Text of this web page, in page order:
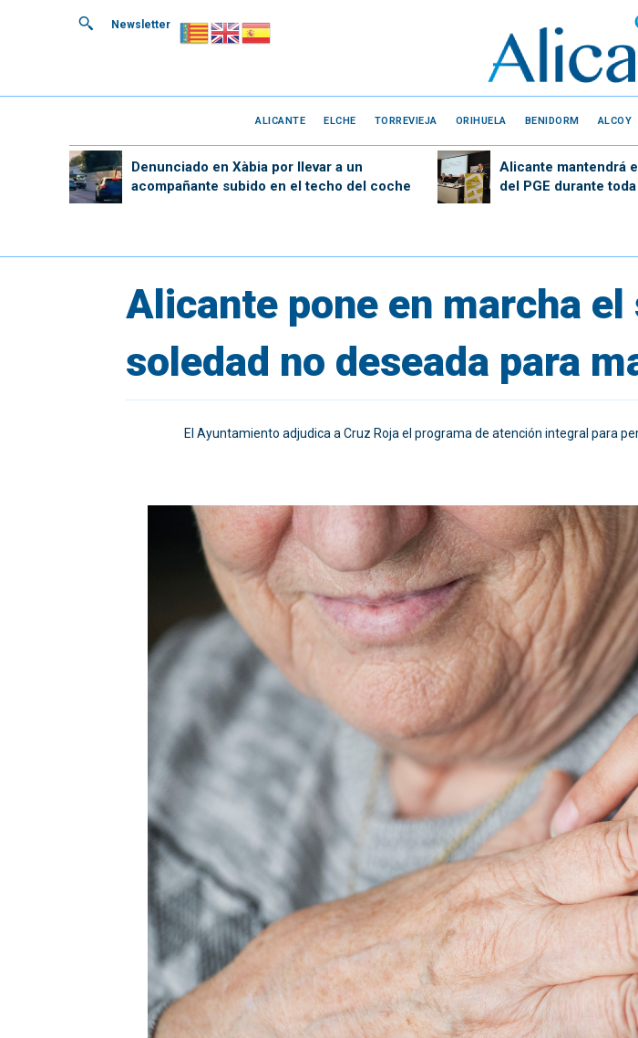
Newsletter
ALICANTE ELCHE TORREVIEJA ORIHUELA BENIDORM ALCOY
Denunciado en Xàbia por llevar a un
acompañante subido en el techo del coche
Alicante mantendrá
del PGE durante
Alicante pone en marcha
soledad no deseada para
El Ayuntamiento adjudica a Cruz Roja el programa de atención integral para